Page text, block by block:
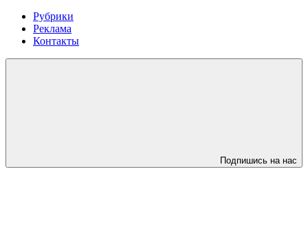
Рубрики
Реклама
Контакты
Подпишись на нас